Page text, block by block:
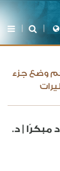
وضع جزء
مبكرًا | د.